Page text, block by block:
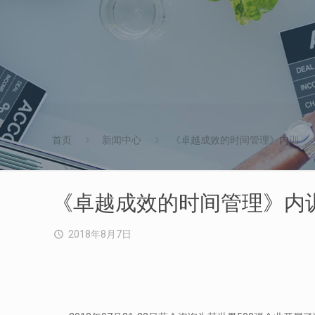
首页 新闻中心 《卓越成效的时间管理》内训
《卓越成效的时间管理》内
2018年8月7日